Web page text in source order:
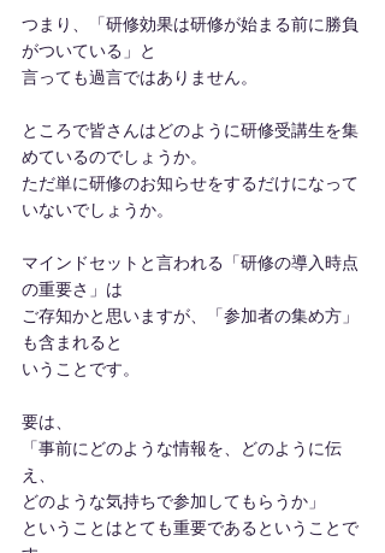
つまり、「研修効果は研修が始まる前に勝負
がついている」と
言っても過言ではありません。
ところで皆さんはどのように研修受講生を集
めているのでしょうか。
ただ単に研修のお知らせをするだけになって
いないでしょうか。
マインドセットと言われる「研修の導入時点
の重要さ」は
ご存知かと思いますが、「参加者の集め方」
も含まれると
いうことです。
要は、
「事前にどのような情報を、どのように伝
え、
どのような気持ちで参加してもらうか」
ということはとても重要であるということで